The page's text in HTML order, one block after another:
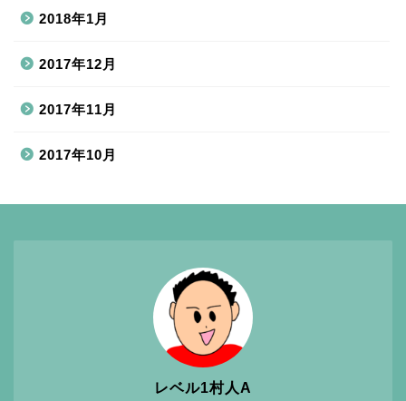
2018年1月
2017年12月
2017年11月
2017年10月
レベル1村人A